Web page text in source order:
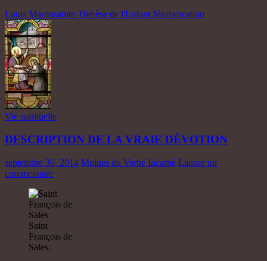
Louis Martinsainte Thérèse de l'Enfant Jésusvocation
Vie spirituelle
DESCRIPTION DE LA VRAIE DÉVOTION
septembre 30, 2014 Moines du Verbe Incarné Laisser un
commentaire
Saint
François de
Sales.